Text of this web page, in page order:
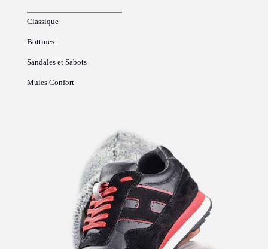
Classique
Bottines
Sandales et Sabots
Mules Confort